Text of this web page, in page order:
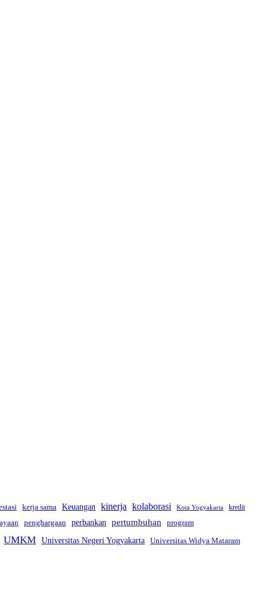
kerja sama Keuangan kinerja kolaborasi Kota Yogyakarta kredit
penghargaan perbankan pertumbuhan program
UMKM Universitas Negeri Yogyakarta Universitas Widya Mataram